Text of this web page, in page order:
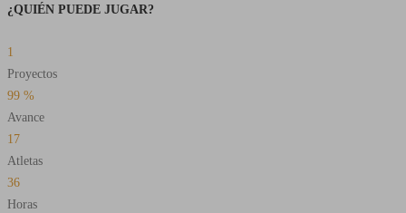
¿QUIÉN PUEDE JUGAR?
1
Proyectos
99 %
Avance
17
Atletas
36
Horas